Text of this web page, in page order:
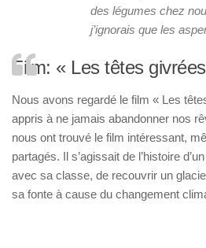
des légumes chez
j’ignorais que les
Film: « Les têtes
Nous avons regardé le film « Les
appris à ne jamais abandonner nos
nous ont trouvé le film intéressant,
partagés. Il s’agissait de l’histoire
avec sa classe, de recouvrir un
sa fonte à cause du changement